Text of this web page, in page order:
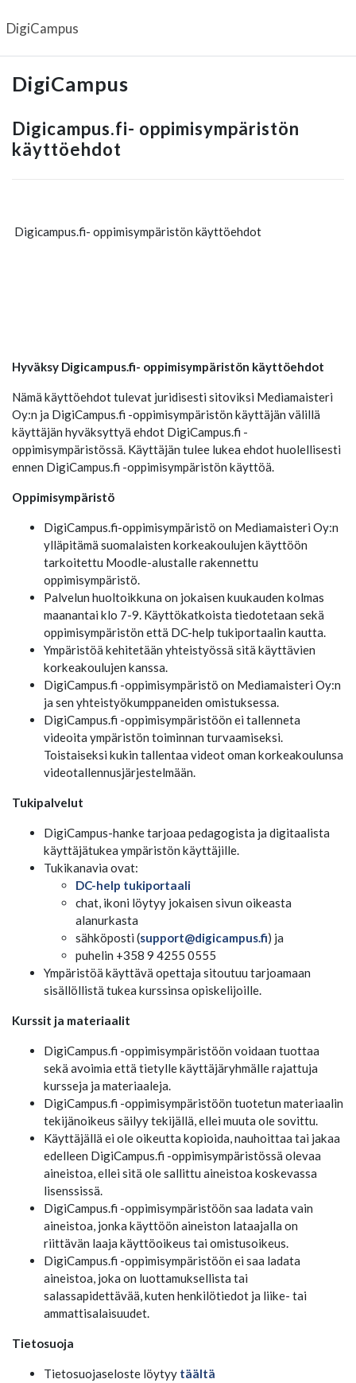
DigiCampus
DigiCampus
Digicampus.fi- oppimisympäristön
käyttöehdot
Digicampus.fi- oppimisympäristön käyttöehdot
Hyväksy Digicampus.fi- oppimisympäristön käyttöehdot
Nämä käyttöehdot tulevat juridisesti sitoviksi Mediamaisteri
Oy:n ja DigiCampus.fi -oppimisympäristön käyttäjän välillä
käyttäjän hyväksyttyä ehdot DigiCampus.fi -
oppimisympäristössä. Käyttäjän tulee lukea ehdot huolellisesti
ennen DigiCampus.fi -oppimisympäristön käyttöä.
Oppimisympäristö
DigiCampus.fi-oppimisympäristö on Mediamaisteri Oy:n
ylläpitämä suomalaisten korkeakoulujen käyttöön
tarkoitettu Moodle-alustalle rakennettu
oppimisympäristö.
Palvelun huoltoikkuna on jokaisen kuukauden kolmas
maanantai klo 7-9. Käyttökatkoista tiedotetaan sekä
oppimisympäristön että DC-help tukiportaalin kautta.
Ympäristöä kehitetään yhteistyössä sitä käyttävien
korkeakoulujen kanssa.
DigiCampus.fi -oppimisympäristö on Mediamaisteri Oy:n
ja sen yhteistyökumppaneiden omistuksessa.
DigiCampus.fi -oppimisympäristöön ei tallenneta
videoita ympäristön toiminnan turvaamiseksi.
Toistaiseksi kukin tallentaa videot oman korkeakoulunsa
videotallennusjärjestelmään.
Tukipalvelut
DigiCampus-hanke tarjoaa pedagogista ja digitaalista
käyttäjätukea ympäristön käyttäjille.
Tukikanavia ovat:
DC-help tukiportaali
chat, ikoni löytyy jokaisen sivun oikeasta
alanurkasta
sähköposti (support@digicampus.fi) ja
puhelin +358 9 4255 0555
Ympäristöä käyttävä opettaja sitoutuu tarjoamaan
sisällöllistä tukea kurssinsa opiskelijoille.
Kurssit ja materiaalit
DigiCampus.fi -oppimisympäristöön voidaan tuottaa
sekä avoimia että tietylle käyttäjäryhmälle rajattuja
kursseja ja materiaaleja.
DigiCampus.fi -oppimisympäristöön tuotetun materiaalin
tekijänoikeus säilyy tekijällä, ellei muuta ole sovittu.
Käyttäjällä ei ole oikeutta kopioida, nauhoittaa tai jakaa
edelleen DigiCampus.fi -oppimisympäristössä olevaa
aineistoa, ellei sitä ole sallittu aineistoa koskevassa
lisenssissä.
DigiCampus.fi -oppimisympäristöön saa ladata vain
aineistoa, jonka käyttöön aineiston lataajalla on
riittävän laaja käyttöoikeus tai omistusoikeus.
DigiCampus.fi -oppimisympäristöön ei saa ladata
aineistoa, joka on luottamuksellista tai
salassapidettävää, kuten henkilötiedot ja liike- tai
ammattisalaisuudet.
Tietosuoja
Tietosuojaseloste löytyy täältä